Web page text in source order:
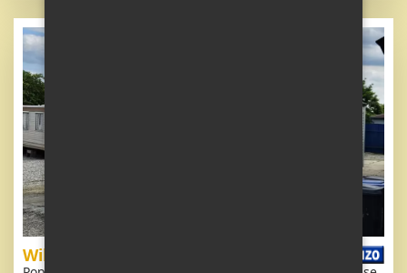
Willerby Ideal Eclipse - NEVYBAVENÝ !!